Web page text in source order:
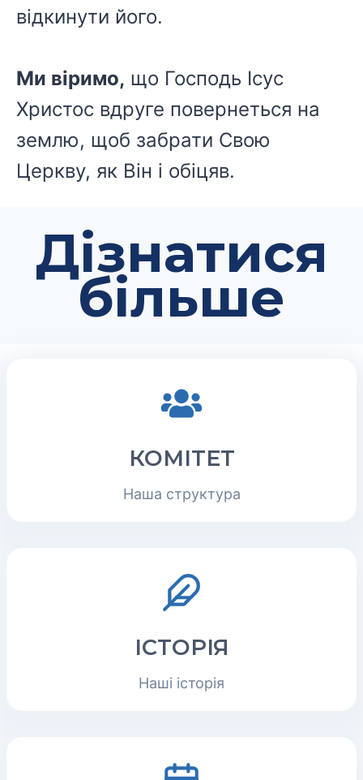
відкинути його.
Ми віримо, що Господь Ісус
Христос вдруге повернеться на
землю, щоб забрати Свою
Церкву, як Він і обіцяв.
Дізнатися
більше
КОМІТЕТ
Наша структура
ІСТОРІЯ
Наші історія